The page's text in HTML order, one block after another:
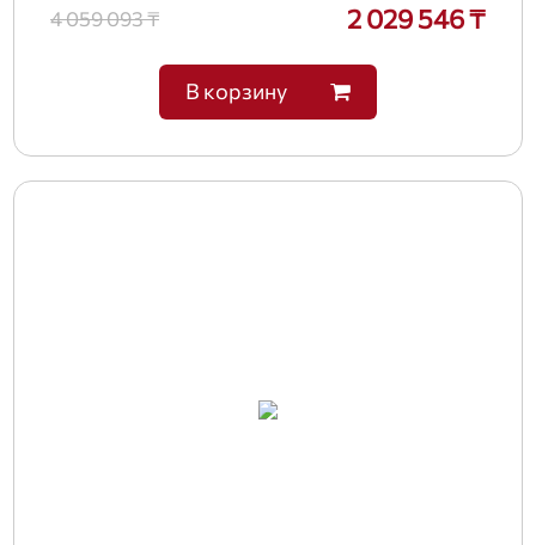
4 059 093 ₸ 2 029 546 ₸
В корзину